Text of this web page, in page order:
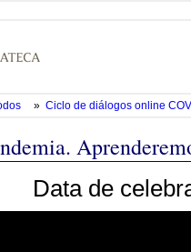
» Ciclo de diálogos online
Data de